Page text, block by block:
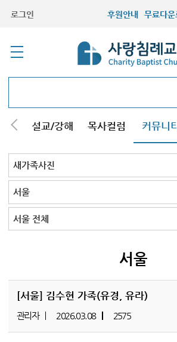
로그인 후원안내 무료다운
내 설교/강해 목사컬럼 커뮤니티
최근등록자료
자유게시판
교회소식
성도컬럼
새가족사진
새가족가이드
포토앨범
찬양쉼터
신앙도서
성경읽기퀴즈
기도부탁
새가족사진 전체
인천
김포/청라
구리남양주
부평부천
서울
시흥안산광명
용인분당
의왕수원
고양/파주
일산
먼곳
기타사진
서울 전체
서울
[서울] 김수현 가족(유경, 유라)
관리자 2026.03.08 2575